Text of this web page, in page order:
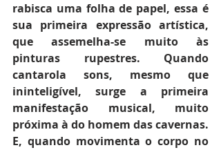
rabisca uma folha de papel, essa é
sua primeira expressão artística,
que assemelha-se muito às
pinturas rupestres. Quando
cantarola sons, mesmo que
ininteligível, surge a primeira
manifestação musical, muito
próxima à do homem das cavernas.
E, quando movimenta o corpo no